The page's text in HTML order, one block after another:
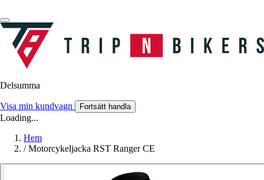
Delsumma
Visa min kundvagn Fortsätt handla
Loading...
Hem
/ Motorcykeljacka RST Ranger CE